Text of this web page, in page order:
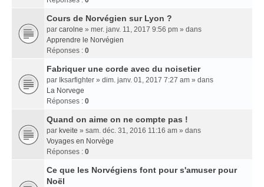
Cours de Norvégien sur Lyon ?
par carolne » mer. janv. 11, 2017 9:56 pm » dans
Apprendre le Norvégien
Réponses : 0
Fabriquer une corde avec du noisetier
par Iksarfighter » dim. janv. 01, 2017 7:27 am » dans
La Norvege
Réponses : 0
Quand on aime on ne compte pas !
par kveite » sam. déc. 31, 2016 11:16 am » dans
Voyages en Norvège
Réponses : 0
Ce que les Norvégiens font pour s'amuser pour
Noël